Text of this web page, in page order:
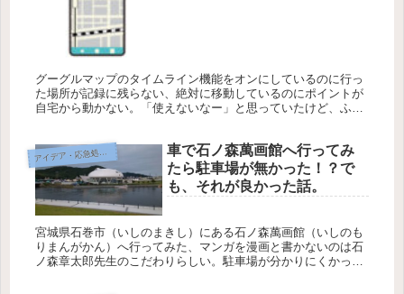
グーグルマップのタイムライン機能をオンにしているのに行っ
た場所が記録に残らない、絶対に移動しているのにポイントが
自宅から動かない。「使えないなー」と思っていたけど、ふと
アイデア・応急処置・問題解決
車で石ノ森萬画館へ行ってみ
たら駐車場が無かった！？で
も、それが良かった話。
宮城県石巻市（いしのまきし）にある石ノ森萬画館（いしのも
りまんがかん）へ行ってみた、マンガを漫画と書かないのは石
ノ森章太郎先生のこだわりらしい。駐車場が分かりにくかった